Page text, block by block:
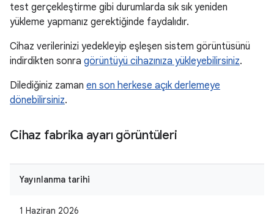
test gerçekleştirme gibi durumlarda sık sık yeniden
yükleme yapmanız gerektiğinde faydalıdır.
Cihaz verilerinizi yedekleyip eşleşen sistem görüntüsünü
indirdikten sonra görüntüyü cihazınıza yükleyebilirsiniz.
Dilediğiniz zaman en son herkese açık derlemeye
dönebilirsiniz.
Cihaz fabrika ayarı görüntüleri
Yayınlanma tarihi
1 Haziran 2026